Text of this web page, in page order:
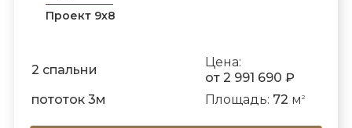
Проект 9х8
2 спальни
Цена:
от 2 991 690 ₽
пототок 3м
Площадь: 72 м 2